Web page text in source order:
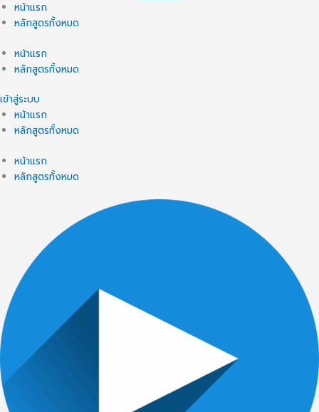
หน้าแรก
หลักสูตรทั้งหมด
หน้าแรก
หลักสูตรทั้งหมด
เข้าสู่ระบบ
หน้าแรก
หลักสูตรทั้งหมด
หน้าแรก
หลักสูตรทั้งหมด